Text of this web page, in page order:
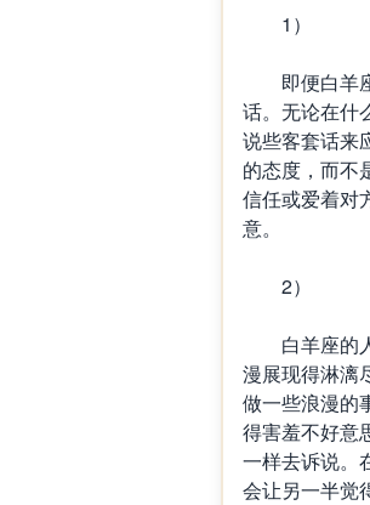
1）
即便白羊座
话。无论在什
说些客套话来
的态度，而不
信任或爱着对
意。
2）
白羊座的人
漫展现得淋漓
做一些浪漫的
得害羞不好意
一样去诉说。
会让另一半觉